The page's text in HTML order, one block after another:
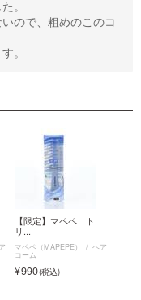
。
ので、粗めのこのコ
。
【限定】マペペ ト
リ...
マペペ（MAPEPE） ヘア
コーム
990